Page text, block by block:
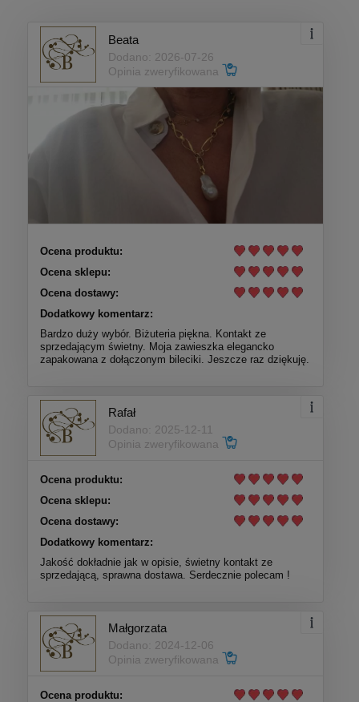
Beata
Dodano: 2026-07-26
Opinia zweryfikowana
Ocena produktu:
Ocena sklepu:
Ocena dostawy:
Dodatkowy komentarz:
Bardzo duży wybór. Biżuteria piękna. Kontakt ze
sprzedającym świetny. Moja zawieszka elegancko
zapakowana z dołączonym bileciki. Jeszcze raz dziękuję.
Rafał
Dodano: 2025-12-11
Opinia zweryfikowana
Ocena produktu:
Ocena sklepu:
Ocena dostawy:
Dodatkowy komentarz:
Jakość dokładnie jak w opisie, świetny kontakt ze
sprzedającą, sprawna dostawa. Serdecznie polecam !
Małgorzata
Dodano: 2024-12-06
Opinia zweryfikowana
Ocena produktu: